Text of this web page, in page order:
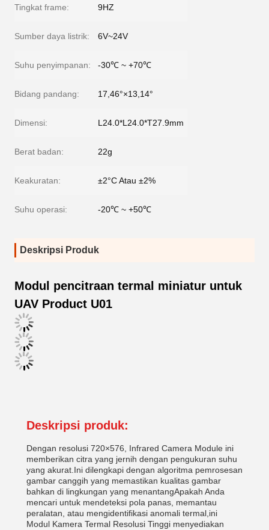
Tingkat frame: 9HZ
Sumber daya listrik: 6V~24V
Suhu penyimpanan: -30℃ ~ +70℃
Bidang pandang: 17,46°×13,14°
Dimensi: L24.0*L24.0*T27.9mm
Berat badan: 22g
Keakuratan: ±2°C Atau ±2%
Suhu operasi: -20℃ ~ +50℃
Deskripsi Produk
Modul pencitraan termal miniatur untuk
UAV Product U01
Deskripsi produk:
Dengan resolusi 720×576, Infrared Camera Module ini
memberikan citra yang jernih dengan pengukuran suhu
yang akurat.Ini dilengkapi dengan algoritma pemrosesan
gambar canggih yang memastikan kualitas gambar
bahkan di lingkungan yang menantangApakah Anda
mencari untuk mendeteksi pola panas, memantau
peralatan, atau mengidentifikasi anomali termal,ini
Modul Kamera Termal Resolusi Tinggi menyediakan